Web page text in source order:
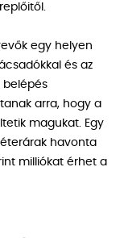
egy helyen
és az
belépés
arra, hogy a
magukat. Egy
havonta
milliókat érhet a